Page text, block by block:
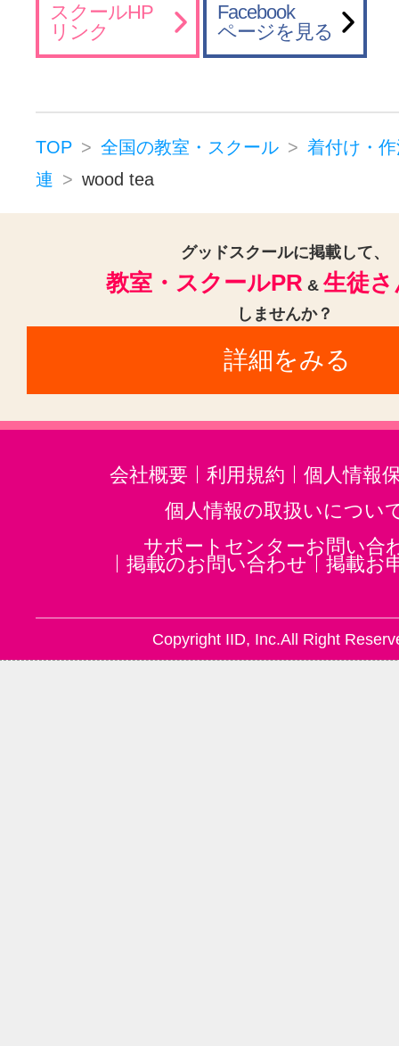
スクールHP
リンク
Facebook
ページを見る
TOP 全国の教室・スクール
着付け・
連
wood tea
グッドスクールに掲載して、
教室・スクールPR & 生徒
しませんか？
詳細をみる
会社概要 利用規約
個人情報
個人情報の取扱いについ
サポートセンターお問い合
掲載のお問い合わせ
掲載お
Copyright IID, Inc.All Right